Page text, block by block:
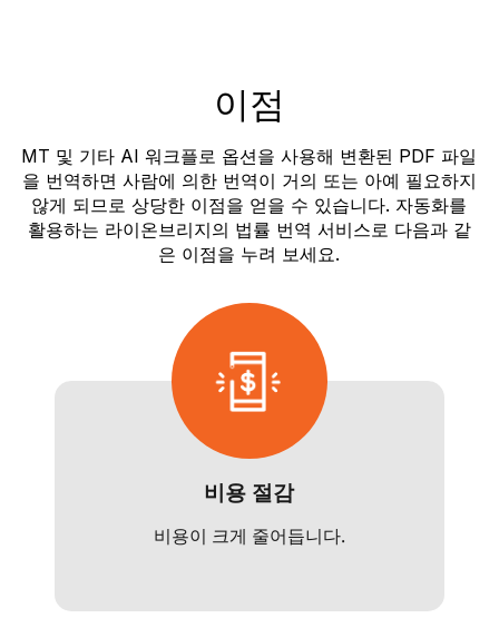
이점
MT 및 기타 AI 워크플로 옵션을 사용해 변환된 PDF 파일
을 번역하면 사람에 의한 번역이 거의 또는 아예 필요하지
않게 되므로 상당한 이점을 얻을 수 있습니다. 자동화를
활용하는 라이온브리지의 법률 번역 서비스로 다음과 같
은 이점을 누려 보세요.
비용 절감
비용이 크게 줄어듭니다.